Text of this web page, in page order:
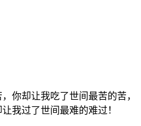
你却让我吃了世间最苦的苦，
我过了世间最难的难过！